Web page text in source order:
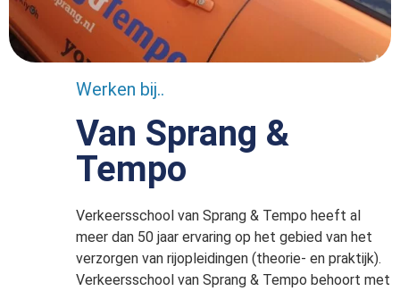
Werken bij..
Van Sprang &
Tempo
Verkeersschool van Sprang & Tempo heeft al
meer dan 50 jaar ervaring op het gebied van het
verzorgen van rijopleidingen (theorie- en praktijk).
Verkeersschool van Sprang & Tempo behoort met